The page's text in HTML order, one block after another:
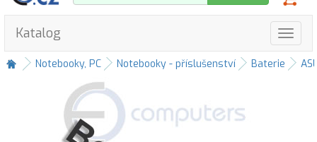
Katalog
Notebooky, PC Notebooky - příslušenství Baterie